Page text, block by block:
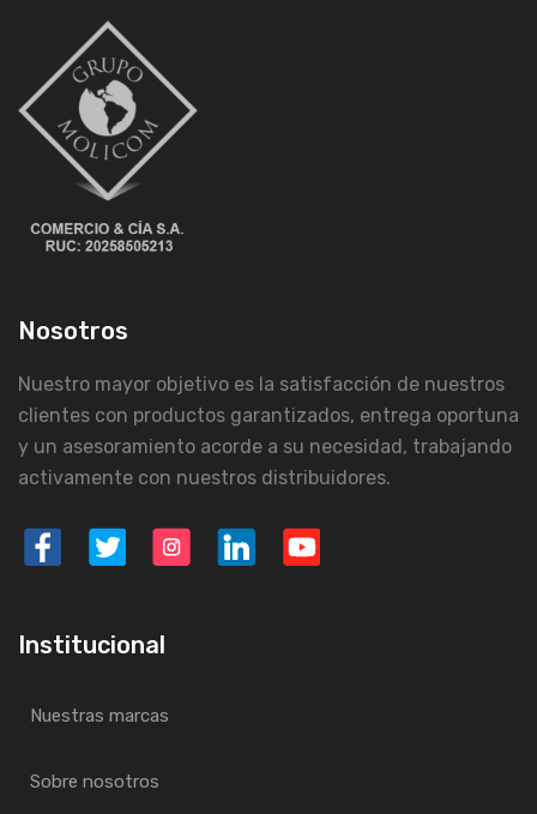
Nosotros
Nuestro mayor objetivo es la satisfacción de nuestros
clientes con productos garantizados, entrega oportuna
y un asesoramiento acorde a su necesidad, trabajando
activamente con nuestros distribuidores.
Institucional
Nuestras marcas
Sobre nosotros